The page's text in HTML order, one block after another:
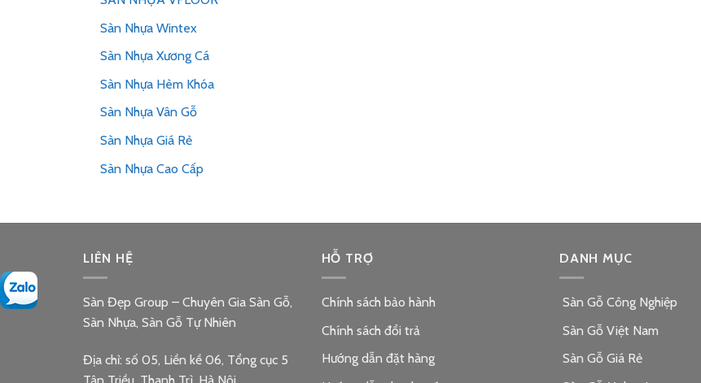
Sàn Nhựa Wintex
Sàn Nhựa Xương Cá
Sàn Nhựa Hèm Khóa
Sàn Nhựa Vân Gỗ
Sàn Nhựa Giá Rẻ
Sàn Nhựa Cao Cấp
LIÊN HỆ
Sàn Đẹp Group – Chuyên Gia Sàn Gỗ,
Sàn Nhựa, Sàn Gỗ Tự Nhiên
Địa chỉ: số 05, Liền kề 06, Tổng cục 5
HỖ TRỢ
Chính sách bảo hành
Chính sách đổi trả
Hướng dẫn đặt hàng
DANH MỤC
Sàn Gỗ Công Nghiệp
Sàn Gỗ Việt Nam
Sàn Gỗ Giá Rẻ